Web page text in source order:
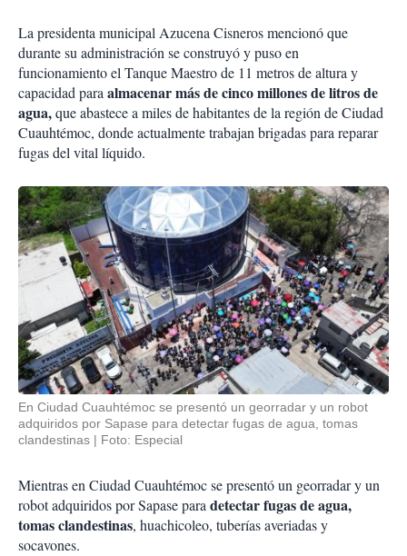
La presidenta municipal Azucena Cisneros mencionó que
durante su administración se construyó y puso en
funcionamiento el Tanque Maestro de 11 metros de altura y
capacidad paraalmacenar más de cinco millones de litros de
agua,que abastece a miles de habitantes de la región de Ciudad
Cuauhtémoc, donde actualmente trabajan brigadas para reparar
fugas del vital líquido.
En Ciudad Cuauhtémoc se presentó un georradar y un robot
adquiridos por Sapase para detectar fugas de agua, tomas
clandestinas
Foto: Especial
Mientras en Ciudad Cuauhtémoc se presentó un georradar y un
robot adquiridos por Sapase paradetectar fugas de agua,
tomas clandestinas, huachicoleo, tuberías averiadas y
socavones.